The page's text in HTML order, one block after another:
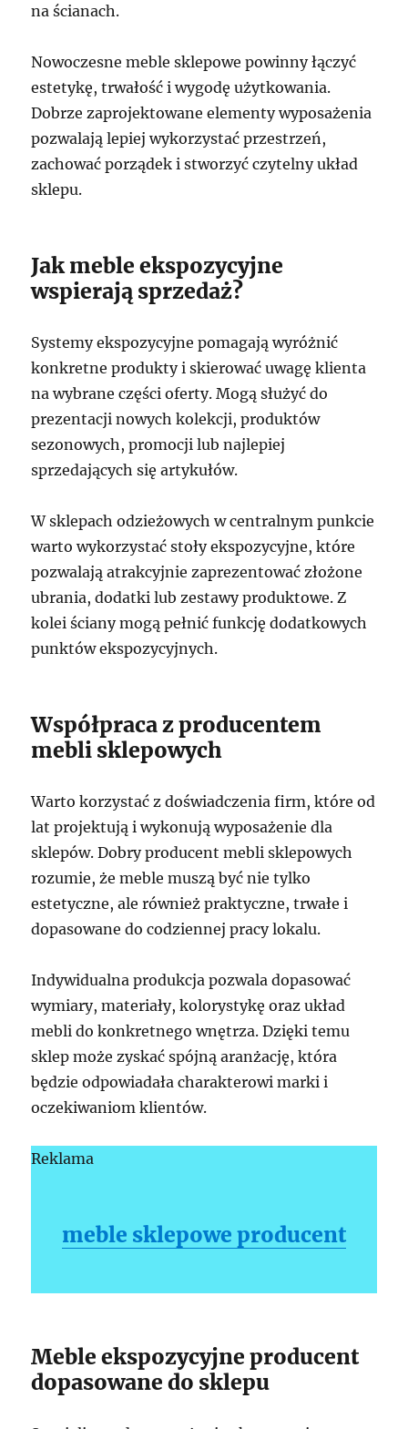
na ścianach.
Nowoczesne meble sklepowe powinny łączyć
estetykę, trwałość i wygodę użytkowania.
Dobrze zaprojektowane elementy wyposażenia
pozwalają lepiej wykorzystać przestrzeń,
zachować porządek i stworzyć czytelny układ
sklepu.
Jak meble ekspozycyjne
wspierają sprzedaż?
Systemy ekspozycyjne pomagają wyróżnić
konkretne produkty i skierować uwagę klienta
na wybrane części oferty. Mogą służyć do
prezentacji nowych kolekcji, produktów
sezonowych, promocji lub najlepiej
sprzedających się artykułów.
W sklepach odzieżowych w centralnym punkcie
warto wykorzystać stoły ekspozycyjne, które
pozwalają atrakcyjnie zaprezentować złożone
ubrania, dodatki lub zestawy produktowe. Z
kolei ściany mogą pełnić funkcję dodatkowych
punktów ekspozycyjnych.
Współpraca z producentem
mebli sklepowych
Warto korzystać z doświadczenia firm, które od
lat projektują i wykonują wyposażenie dla
sklepów. Dobry producent mebli sklepowych
rozumie, że meble muszą być nie tylko
estetyczne, ale również praktyczne, trwałe i
dopasowane do codziennej pracy lokalu.
Indywidualna produkcja pozwala dopasować
wymiary, materiały, kolorystykę oraz układ
mebli do konkretnego wnętrza. Dzięki temu
sklep może zyskać spójną aranżację, która
będzie odpowiadała charakterowi marki i
oczekiwaniom klientów.
Reklama
meble sklepowe producent
Meble ekspozycyjne producent
dopasowane do sklepu